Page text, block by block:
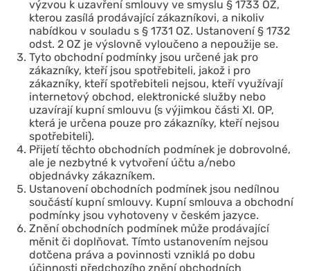
výzvou k uzavření smlouvy ve smyslu § 1733 OZ,
kterou zasílá prodávající zákazníkovi, a nikoliv
nabídkou v souladu s § 1731 OZ. Ustanovení § 1732
odst. 2 OZ je výslovně vyloučeno a nepoužije se.
Tyto obchodní podmínky jsou určené jak pro
zákazníky, kteří jsou spotřebiteli, jakož i pro
zákazníky, kteří spotřebiteli nejsou, kteří využívají
internetový obchod, elektronické služby nebo
uzavírají kupní smlouvu (s výjimkou části XI. OP,
která je určena pouze pro zákazníky, kteří nejsou
spotřebiteli).
Přijetí těchto obchodních podmínek je dobrovolné,
ale je nezbytné k vytvoření účtu a/nebo
objednávky zákazníkem.
Ustanovení obchodních podmínek jsou nedílnou
součástí kupní smlouvy. Kupní smlouva a obchodní
podmínky jsou vyhotoveny v českém jazyce.
Znění obchodních podmínek může prodávající
měnit či doplňovat. Tímto ustanovením nejsou
dotčena práva a povinnosti vzniklá po dobu
účinnosti předchozího znění obchodních